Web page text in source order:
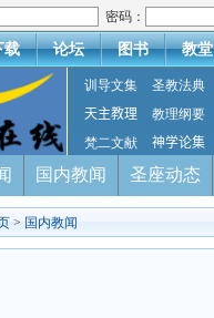
密码：
载 论坛 图书 教堂
训导文集 圣教法典
天主教理
教理纲要
梵二文献
神学论集
国内教闻 圣座动态
> 国内教闻